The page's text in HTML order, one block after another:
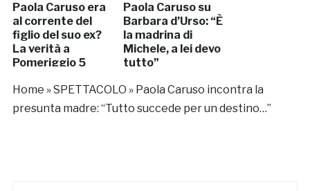
Paola Caruso era
al corrente del
figlio del suo ex?
La verità a
Pomeriggio 5
Paola Caruso su
Barbara d’Urso: “È
la madrina di
Michele, a lei devo
tutto”
Home »SPETTACOLO » Paola Caruso incontra la
presunta madre: “Tutto succede per un destino…”